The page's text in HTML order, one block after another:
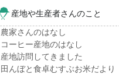
産地や生産者さんのこと
農家さんのはなし
コーヒー産地のはなし
産地訪問してきました
田んぼと食卓むすぶお米だより